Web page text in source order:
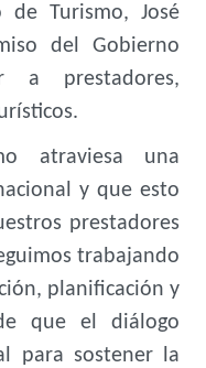
Turismo, José
del Gobierno
a prestadores,
atraviesa una
y que esto
prestadores
trabajando
planificación y
que el diálogo
para sostener la